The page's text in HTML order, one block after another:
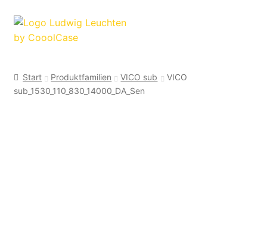
Zur
Navigation
Zum
Inhalt
Start Produktfamilien VICO sub
VICO
sub_1530_110_830_14000_DA_Sen